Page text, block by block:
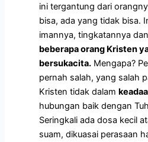
ini tergantung dari
bisa, ada yang tidak bisa.
imannya, tingkatannya
beberapa orang Kristen
bersukacita. Mengapa?
pernah salah, yang salah
Kristen tidak dalam
hubungan baik dengan
Seringkali ada dosa kecil
suam, dikuasai perasaan